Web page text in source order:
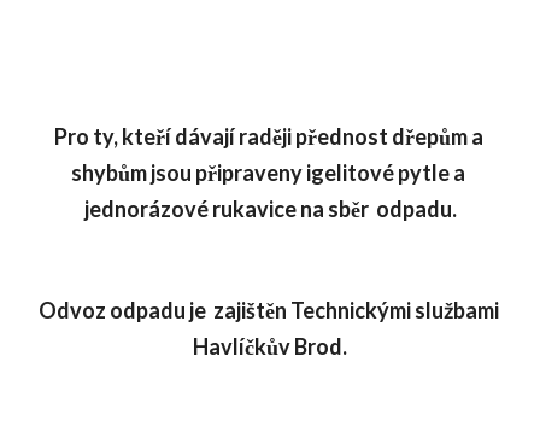
Pro ty, kteří dávají raději přednost dřepům a
shybům jsou připraveny igelitové pytle a
jednorázové rukavice na sběr  odpadu.
Odvoz odpadu je  zajištěn Technickými službami
Havlíčkův Brod.